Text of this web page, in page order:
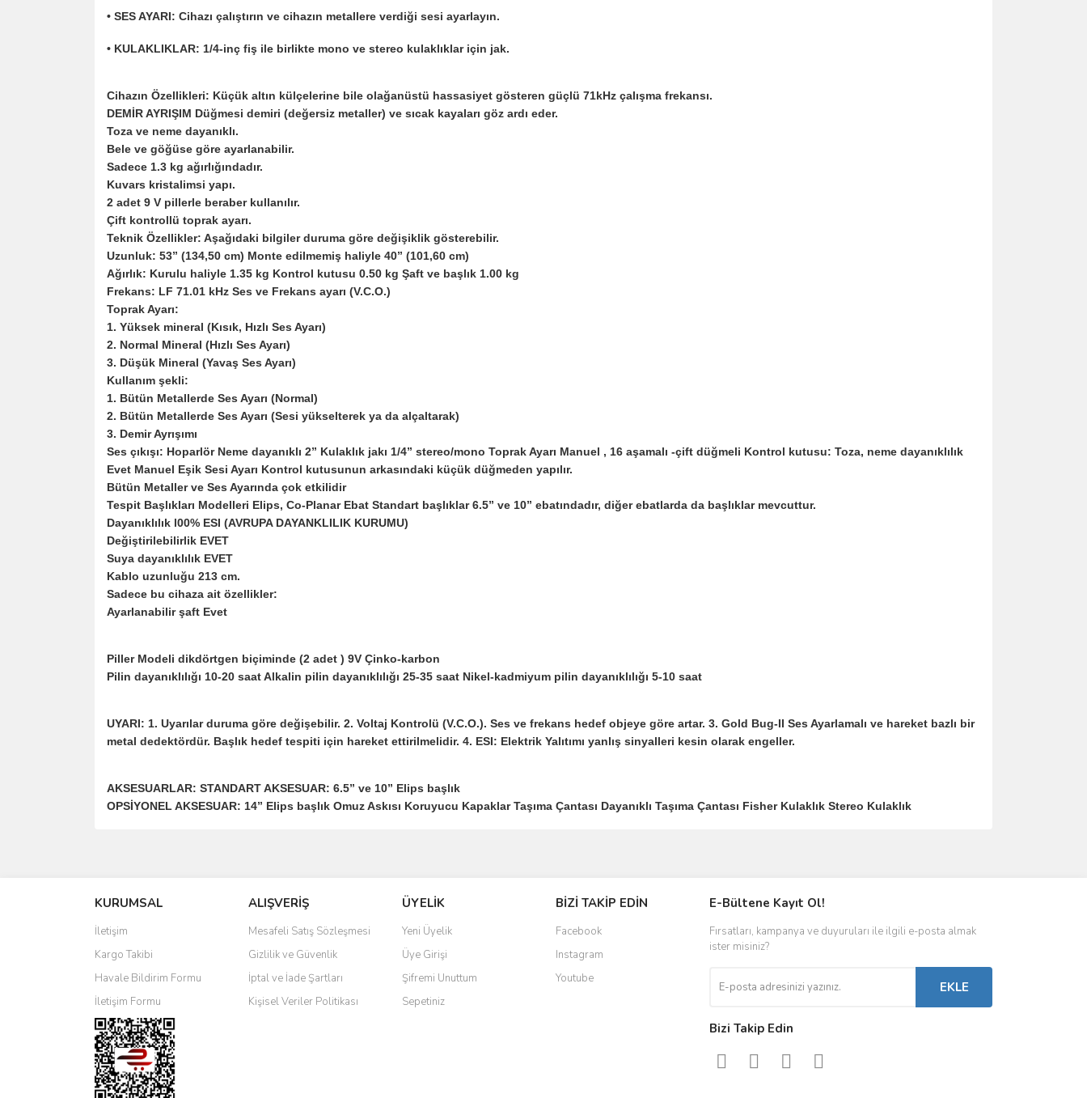
• SES AYARI: Cihazı çalıştırın ve cihazın metallere verdiği sesi ayarlayın.
• KULAKLIKLAR: 1/4-inç fiş ile birlikte mono ve stereo kulaklıklar için jak.
Cihazın Özellikleri: Küçük altın külçelerine bile olağanüstü hassasiyet gösteren güçlü 71kHz çalışma frekansı.
DEMİR AYRIŞIM Düğmesi demiri (değersiz metaller) ve sıcak kayaları göz ardı eder.
Toza ve neme dayanıklı.
Bele ve göğüse göre ayarlanabilir.
Sadece 1.3 kg ağırlığındadır.
Kuvars kristalimsi yapı.
2 adet 9 V pillerle beraber kullanılır.
Çift kontrollü toprak ayarı.
Teknik Özellikler: Aşağıdaki bilgiler duruma göre değişiklik gösterebilir.
Uzunluk: 53” (134,50 cm) Monte edilmemiş haliyle 40” (101,60 cm)
Ağırlık: Kurulu haliyle 1.35 kg Kontrol kutusu 0.50 kg Şaft ve başlık 1.00 kg
Frekans: LF 71.01 kHz Ses ve Frekans ayarı (V.C.O.)
Toprak Ayarı:
1. Yüksek mineral (Kısık, Hızlı Ses Ayarı)
2. Normal Mineral (Hızlı Ses Ayarı)
3. Düşük Mineral (Yavaş Ses Ayarı)
Kullanım şekli:
1. Bütün Metallerde Ses Ayarı (Normal)
2. Bütün Metallerde Ses Ayarı (Sesi yükselterek ya da alçaltarak)
3. Demir Ayrışımı
Ses çıkışı: Hoparlör Neme dayanıklı 2” Kulaklık jakı 1/4” stereo/mono Toprak Ayarı Manuel , 16 aşamalı ‑çift düğmeli Kontrol kutusu: Toza, neme dayanıklılık
Evet Manuel Eşik Sesi Ayarı Kontrol kutusunun arkasındaki küçük düğmeden yapılır.
Bütün Metaller ve Ses Ayarında çok etkilidir
Tespit Başlıkları Modelleri Elips, Co‑Planar Ebat Standart başlıklar 6.5” ve 10” ebatındadır, diğer ebatlarda da başlıklar mevcuttur.
Dayanıklılık l00% ESI (AVRUPA DAYANKLILIK KURUMU)
Değiştirilebilirlik EVET
Suya dayanıklılık EVET
Kablo uzunluğu 213 cm.
Sadece bu cihaza ait özellikler:
Ayarlanabilir şaft Evet
Piller Modeli dikdörtgen biçiminde (2 adet ) 9V Çinko-karbon
Pilin dayanıklılığı 10‑20 saat Alkalin pilin dayanıklılığı 25‑35 saat Nikel-kadmiyum pilin dayanıklılığı 5‑10 saat
UYARI: 1. Uyarılar duruma göre değişebilir. 2. Voltaj Kontrolü (V.C.O.). Ses ve frekans hedef objeye göre artar. 3. Gold Bug-II Ses Ayarlamalı ve hareket bazlı bir
metal dedektördür. Başlık hedef tespiti için hareket ettirilmelidir. 4. ESI: Elektrik Yalıtımı yanlış sinyalleri kesin olarak engeller.
AKSESUARLAR: STANDART AKSESUAR: 6.5” ve 10” Elips başlık
OPSİYONEL AKSESUAR: 14” Elips başlık Omuz Askısı Koruyucu Kapaklar Taşıma Çantası Dayanıklı Taşıma Çantası Fisher Kulaklık Stereo Kulaklık
Ürün resmi kalitesiz, bozuk veya görüntülenemiyor.
Ürün açıklamasında eksik bilgiler bulunuyor.
Ürün bilgilerinde hatalar bulunuyor.
Ürün fiyatı diğer sitelerden daha pahalı.
Bu ürüne benzer farklı alternatifler olmalı.
KURUMSAL
İletişim
Kargo Takibi
Havale Bildirim Formu
İletişim Formu
ALIŞVERİŞ
Mesafeli Satış Sözleşmesi
Gizlilik ve Güvenlik
İptal ve İade Şartları
Kişisel Veriler Politikası
ÜYELİK
Yeni Üyelik
Üye Girişi
Şifremi Unuttum
Sepetiniz
BİZİ TAKİP EDİN
Facebook
Instagram
Youtube
E-Bültene Kayıt Ol!
Fırsatları, kampanya ve duyuruları ile ilgili e-posta almak
ister misiniz?
EKLE
Bizi Takip Edin